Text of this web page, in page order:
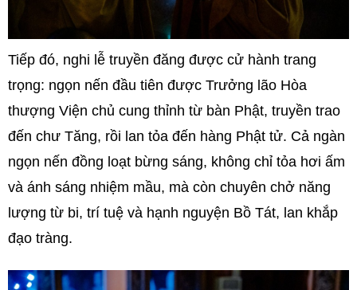
Tiếp đó, nghi lễ truyền đăng được cử hành trang
trọng: ngọn nến đầu tiên được Trưởng lão Hòa
thượng Viện chủ cung thỉnh từ bàn Phật, truyền trao
đến chư Tăng, rồi lan tỏa đến hàng Phật tử. Cả ngàn
ngọn nến đồng loạt bừng sáng, không chỉ tỏa hơi ấm
và ánh sáng nhiệm mầu, mà còn chuyên chở năng
lượng từ bi, trí tuệ và hạnh nguyện Bồ Tát, lan khắp
đạo tràng.